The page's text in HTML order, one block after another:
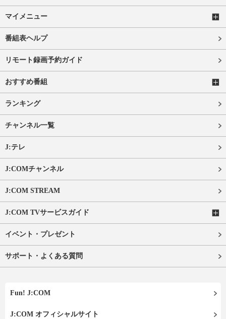
マイメニュー
番組表ヘルプ
リモート録画予約ガイド
おすすめ番組
ランキング
チャンネル一覧
J:テレ
J:COMチャンネル
J:COM STREAM
J:COM TVサービスガイド
イベント・プレゼント
サポート・よくある質問
Fun! J:COM
J:COM オフィシャルサイト